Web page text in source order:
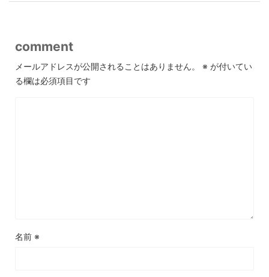
comment
メールアドレスが公開されることはありません。 ※ が付いてい
る欄は必須項目です
名前 ※